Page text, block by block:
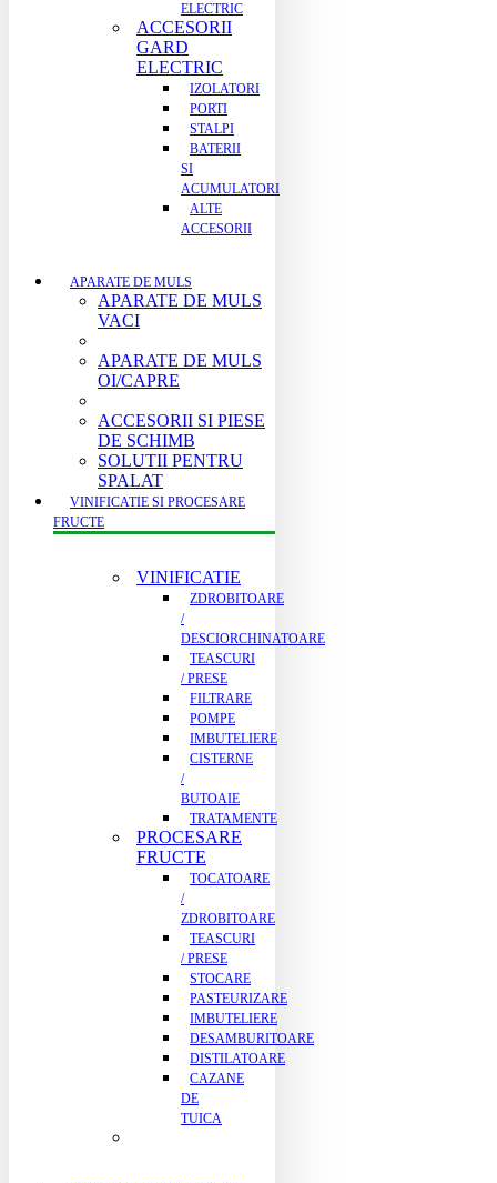
ELECTRIC
ACCESORII
GARD
ELECTRIC
IZOLATORI
PORTI
STALPI
BATERII
SI
ACUMULATORI
ALTE
ACCESORII
APARATE DE MULS
APARATE DE MULS
VACI
APARATE DE MULS
OI/CAPRE
ACCESORII SI PIESE
DE SCHIMB
SOLUTII PENTRU
SPALAT
VINIFICATIE SI PROCESARE
FRUCTE
VINIFICATIE
ZDROBITOARE
/
DESCIORCHINATOARE
TEASCURI
/ PRESE
FILTRARE
POMPE
IMBUTELIERE
CISTERNE
/
BUTOAIE
TRATAMENTE
PROCESARE
FRUCTE
TOCATOARE
/
ZDROBITOARE
TEASCURI
/ PRESE
STOCARE
PASTEURIZARE
IMBUTELIERE
DESAMBURITOARE
DISTILATOARE
CAZANE
DE
TUICA